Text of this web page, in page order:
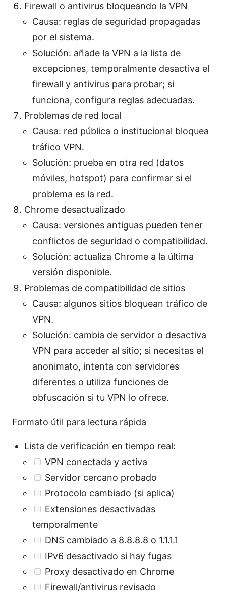
Firewall o antivirus bloqueando la VPN
Causa: reglas de seguridad propagadas
por el sistema.
Solución: añade la VPN a la lista de
excepciones, temporalmente desactiva el
firewall y antivirus para probar; si
funciona, configura reglas adecuadas.
Problemas de red local
Causa: red pública o institucional bloquea
tráfico VPN.
Solución: prueba en otra red (datos
móviles, hotspot) para confirmar si el
problema es la red.
Chrome desactualizado
Causa: versiones antiguas pueden tener
conflictos de seguridad o compatibilidad.
Solución: actualiza Chrome a la última
versión disponible.
Problemas de compatibilidad de sitios
Causa: algunos sitios bloquean tráfico de
VPN.
Solución: cambia de servidor o desactiva
VPN para acceder al sitio; si necesitas el
anonimato, intenta con servidores
diferentes o utiliza funciones de
obfuscación si tu VPN lo ofrece.
Formato útil para lectura rápida
Lista de verificación en tiempo real:
VPN conectada y activa
Servidor cercano probado
Protocolo cambiado (si aplica)
Extensiones desactivadas
temporalmente
DNS cambiado a 8.8.8.8 o 1.1.1.1
IPv6 desactivado si hay fugas
Proxy desactivado en Chrome
Firewall/antivirus revisado